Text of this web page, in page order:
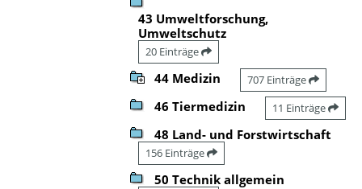
43 Umweltforschung,
Umweltschutz
20 Einträge
44 Medizin 707 Einträge
46 Tiermedizin 11 Einträge
48 Land- und Forstwirtschaft
156 Einträge
50 Technik allgemein